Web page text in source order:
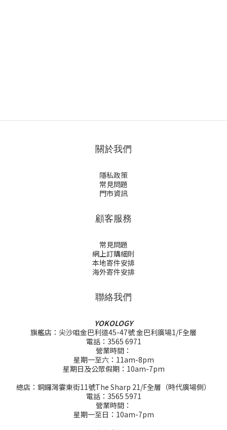
關於我們
隱私政策
常見問題
門市資訊
顧客服務
常見問題
網上訂購細則
本地寄件安排
海外寄件安排
聯絡我們
YOKOLOGY
旗艦店：尖沙咀金巴利道45-47號 金巴利廣場1/F全層
電話：3565 6971
營業時間：
星期一至六：11am-8pm
星期日及公眾假期：10am-7pm
總店：銅鑼灣霎東街11號The Sharp 21/F全層（時代廣場側）
電話：3565 5971
營業時間：
星期一至日：10am-7pm